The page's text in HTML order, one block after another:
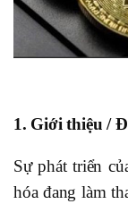
1. Giới thiệu /
Sự phát triển
hóa đang làm